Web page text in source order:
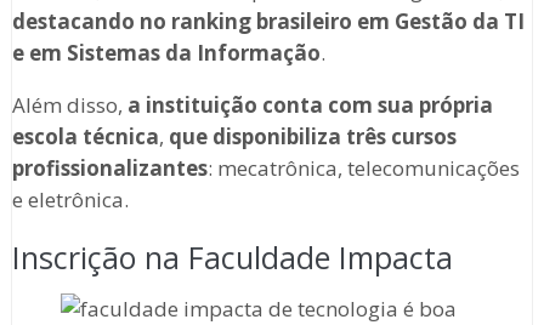
destacando no ranking brasileiro em Gestão da TI
e em Sistemas da Informação.
Além disso, a instituição conta com sua própria
escola técnica, que disponibiliza três cursos
profissionalizantes: mecatrônica, telecomunicações
e eletrônica.
Inscrição na Faculdade Impacta